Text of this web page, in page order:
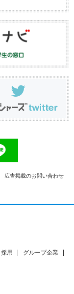
広告掲載のお問い合わせ
採用
グループ企業